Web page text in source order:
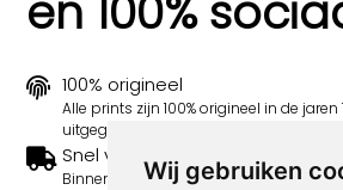
Wij gebruiken
100% origineel
Alle prints zijn 100% origineel in de jaren
uitgegeven.
Snel verzonden
Binnen 3 werkdagen wordt je print